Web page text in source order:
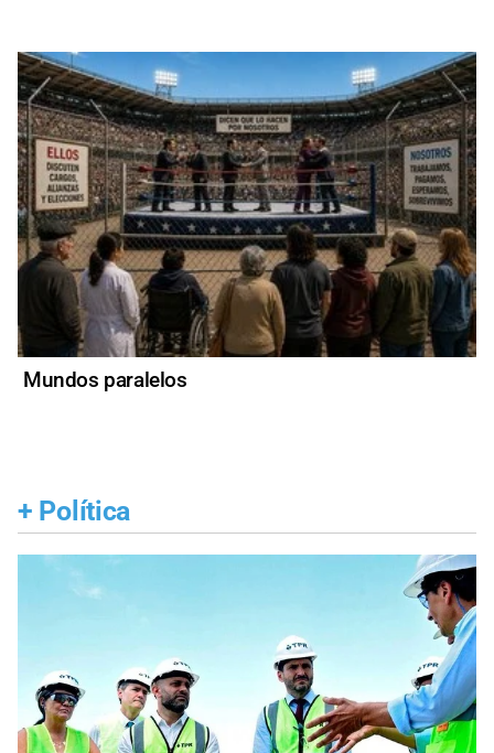
Mundos paralelos
+ Política